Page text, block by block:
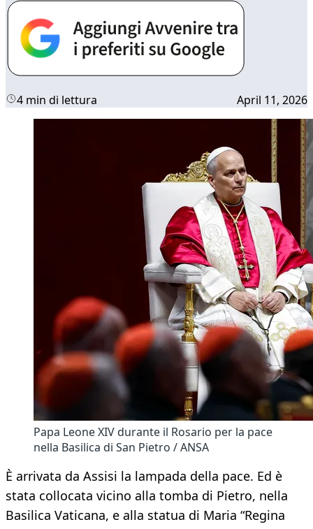
4 min di lettura April 11, 2026
Papa Leone XIV durante il Rosario per la pace
nella Basilica di San Pietro / ANSA
È arrivata da Assisi la lampada della pace. Ed è
stata collocata vicino alla tomba di Pietro, nella
Basilica Vaticana, e alla statua di Maria “Regina